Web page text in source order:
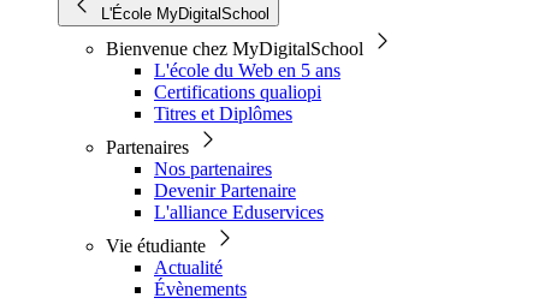
L'École MyDigitalSchool
Bienvenue chez MyDigitalSchool
L'école du Web en 5 ans
Certifications qualiopi
Titres et Diplômes
Partenaires
Nos partenaires
Devenir Partenaire
L'alliance Eduservices
Vie étudiante
Actualité
Évènements